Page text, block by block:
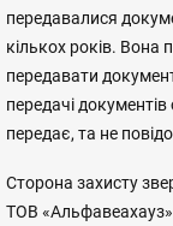
передавалися
кількох років.
передавати
передачі
передає, та не
Сторона захисту
ТОВ